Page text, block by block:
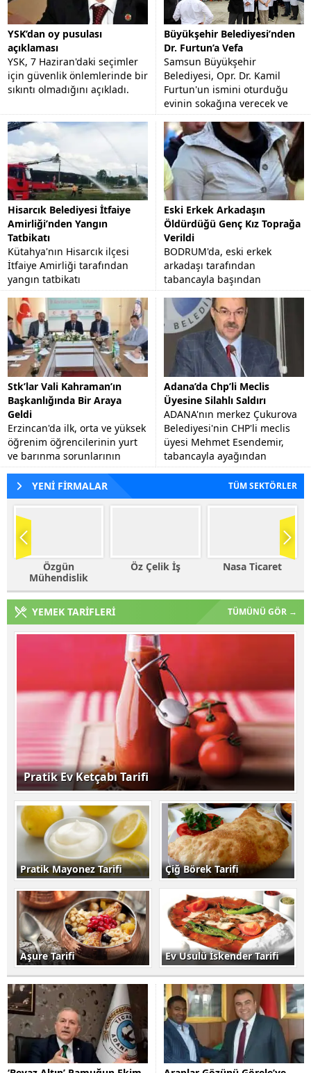
YSK’dan oy pusulası
açıklaması
YSK, 7 Haziran'daki seçimler
için güvenlik önlemlerinde bir
sıkıntı olmadığını açıkladı.
Büyükşehir Belediyesi’nden
Dr. Furtun’a Vefa
Samsun Büyükşehir
Belediyesi, Opr. Dr. Kamil
Furtun'un ismini oturduğu
evinin sokağına verecek ve
görev yaptığı hastanenin
bahçesine büstünü yapacak.
Hisarcık Belediyesi İtfaiye
Amirliği’nden Yangın
Tatbikatı
Kütahya'nın Hisarcık ilçesi
İtfaiye Amirliği tarafından
yangın tatbikatı
gerçekleştirildi.
Eski Erkek Arkadaşın
Öldürdüğü Genç Kız Toprağa
Verildi
BODRUM'da, eski erkek
arkadaşı tarafından
tabancayla başından
vurularak öldürülen 23
yaşındaki Funda Altınbezer,
memleketi Aydın'ın Nazilli
İlçesi'nde...
Stk’lar Vali Kahraman’ın
Başkanlığında Bir Araya
Geldi
Erzincan'da ilk, orta ve yüksek
öğrenim öğrencilerinin yurt
ve barınma sorunlarının
tespiti, eğitim kalitesinin
artırılmasına yönelik görüş
alışverişlerinde...
Adana’da Chp’li Meclis
Üyesine Silahlı Saldırı
ADANA'nın merkez Çukurova
Belediyesi'nin CHP'li meclis
üyesi Mehmet Esendemir,
tabancayla ayağından
vuruldu.
YENİ FİRMALAR
TÜM SEKTÖRLER
Öz Çelik İş Nasa Ticaret
Haleplioğlu
YEMEK TARİFLERİ TÜMÜNÜ GÖR →
Pratik Ev Ketçabı Tarifi
Pratik Mayonez Tarifi Çiğ Börek Tarifi
Aşure Tarifi Ev Usulü İskender Tarifi